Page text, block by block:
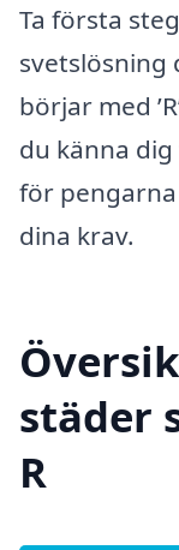
Ta första
svetslösning
börjar med
du känna
för
dina krav.
städer
R